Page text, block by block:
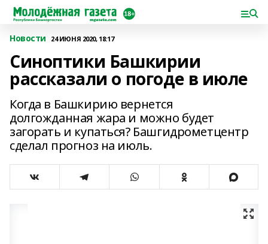
Новости 24 ИЮНЯ 2020, 18:17
Синоптики Башкирии
рассказали о погоде в июле
Когда в Башкирию вернется
долгожданная жара и можно будет
загорать и купаться? Башгидрометцентр
сделал прогноз на июль.